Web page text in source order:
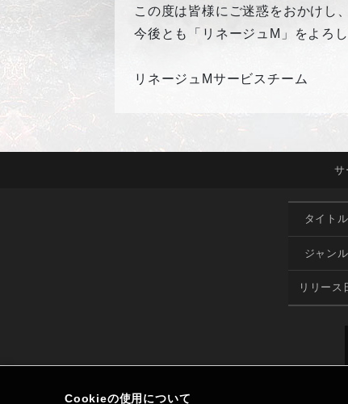
この度は皆様にご迷惑をおかけし
今後とも「リネージュM」をよろ
リネージュMサービスチーム
サ
タイトル
ジャンル
リリース
Cookieの使用について